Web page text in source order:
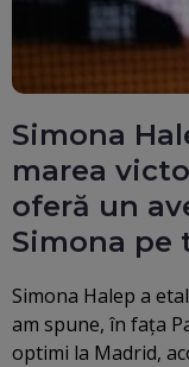
Simona
marea
oferă un
Simona pe
Simona Halep a
am spune, în fața
optimi la Madrid,